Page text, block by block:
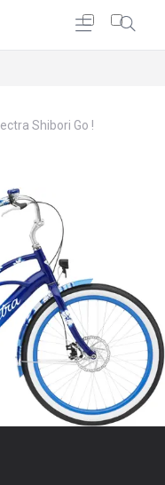
Shibori Go !